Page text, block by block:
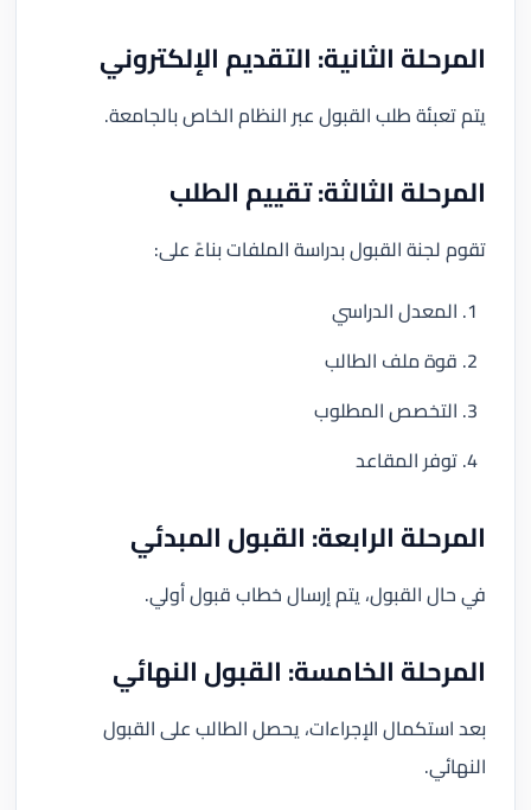
المرحلة الثانية: التقديم الإلكتروني
يتم تعبئة طلب القبول عبر النظام الخاص بالجامعة.
المرحلة الثالثة: تقييم الطلب
تقوم لجنة القبول بدراسة الملفات بناءً على:
المعدل الدراسي
قوة ملف الطالب
التخصص المطلوب
توفر المقاعد
المرحلة الرابعة: القبول المبدئي
في حال القبول، يتم إرسال خطاب قبول أولي.
المرحلة الخامسة: القبول النهائي
بعد استكمال الإجراءات، يحصل الطالب على القبول
النهائي.